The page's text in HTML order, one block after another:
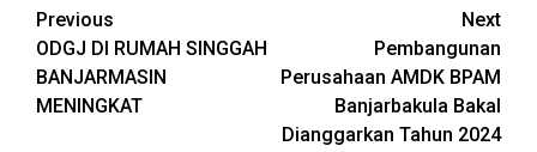
Continue
Reading
Previous
ODGJ DI RUMAH SINGGAH
BANJARMASIN
MENINGKAT
Next
Pembangunan
Perusahaan AMDK BPAM
Banjarbakula Bakal
Dianggarkan Tahun 2024